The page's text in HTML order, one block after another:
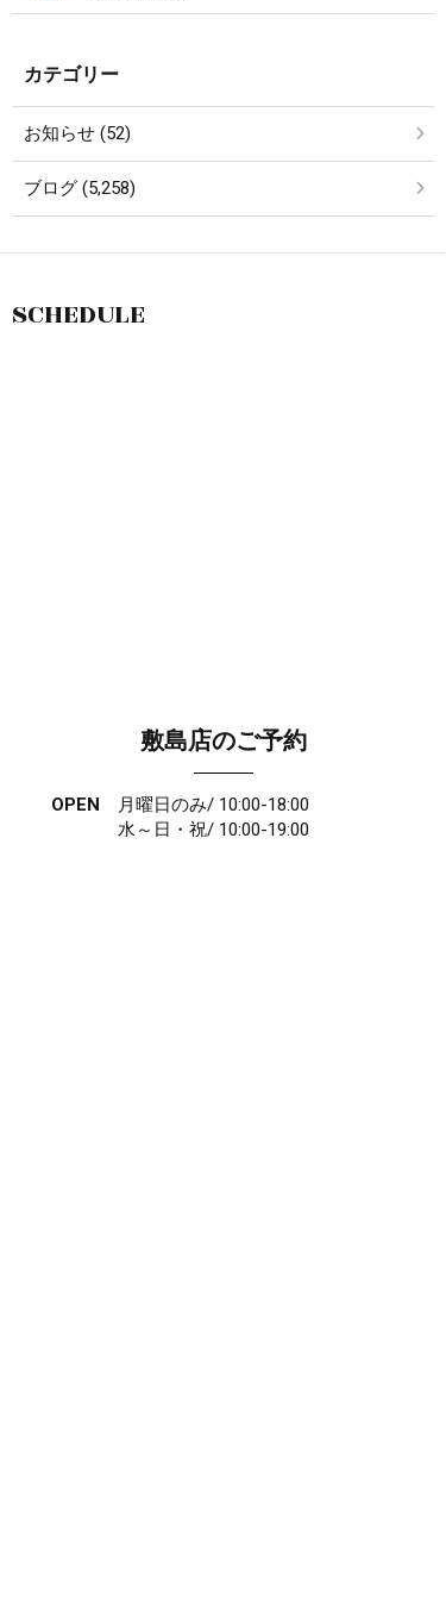
カテゴリー
お知らせ (52)
ブログ (5,258)
SCHEDULE
敷島店のご予約
OPEN
月曜日のみ/ 10:00-18:00
水～日・祝/ 10:00-19:00